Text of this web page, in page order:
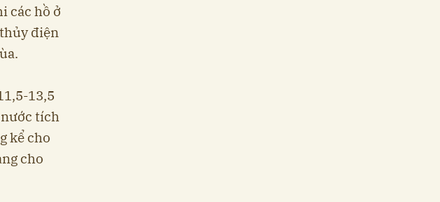
các hồ ở
điện
13,5
tích
kể cho
cho